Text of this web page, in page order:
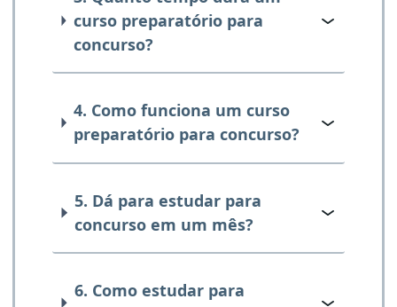
curso preparatório para
concurso?
4. Como funciona um curso
preparatório para concurso?
5. Dá para estudar para
concurso em um mês?
6. Como estudar para